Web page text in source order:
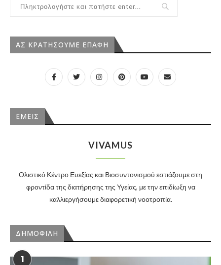
ΑΣ ΚΡΑΤΗΣΟΥΜΕ ΕΠΑΦΗ
ΕΜΕΙΣ
VIVAMUS
Ολιστικό Κέντρο Ευεξίας και Βιοσυντονισμού εστιάζουμε στη
φροντίδα της διατήρησης της Υγείας, με την επιδίωξη να
καλλιεργήσουμε διαφορετική νοοτροπία.
ΔΗΜΟΦΙΛΗ
1